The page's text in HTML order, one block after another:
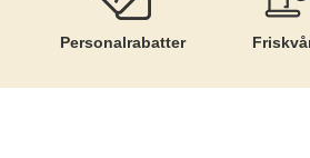
Personalrabatter